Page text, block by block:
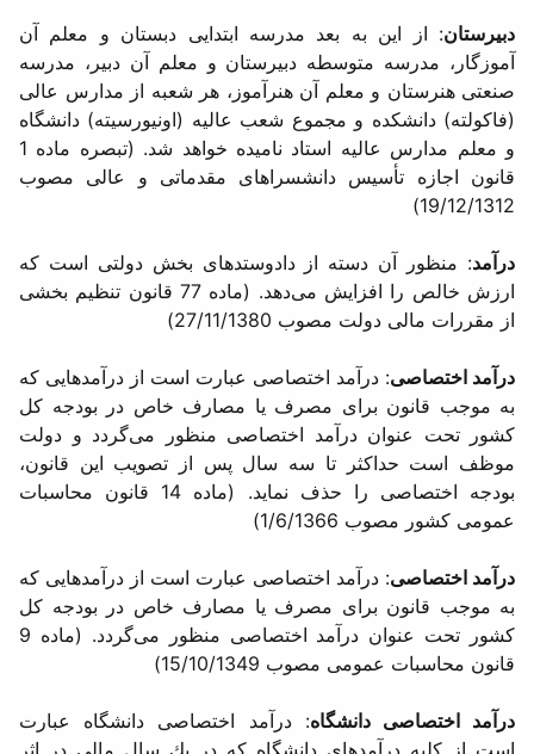
دبیرستان: از این به بعد مدرسه ابتدایی دبستان و معلم آن
آموزگار، مدرسه متوسطه دبیرستان و معلم آن دبیر، مدرسه
صنعتی هنرستان و معلم آن هنرآموز، هر شعبه از مدارس عالی
(فاكولته) دانشكده و مجموع شعب عالیه (اونیورسیته) دانشگاه
و معلم مدارس عالیه استاد نامیده خواهد شد. (تبصره ماده 1
قانون اجازه تأسیس دانشسراهای مقدماتی و عالی مصوب
19/12/1312)
درآمد: منظور آن دسته از دادوستدهای بخش دولتی است که
ارزش خالص را افزایش می‌دهد. (ماده 77 قانون تنظیم بخشی
از مقررات مالی دولت مصوب 27/11/1380)
درآمد اختصاصی: درآمد اختصاصی عبارت است از درآمدهایی كه
به موجب قانون برای مصرف یا مصارف خاص در بودجه كل
كشور تحت عنوان درآمد اختصاصی منظور می‌گردد و دولت
موظف است حداكثر تا سه سال پس از تصویب این قانون،
بودجه اختصاصی را حذف نماید. (ماده 14 قانون محاسبات
عمومی كشور مصوب 1/6/1366)
درآمد اختصاصی: درآمد اختصاصی عبارت است از درآمدهایی كه
به موجب قانون برای مصرف یا مصارف خاص در بودجه كل
كشور تحت عنوان درآمد اختصاصی منظور می‌گردد. (ماده 9
قانون محاسبات عمومی مصوب 15/10/1349)
درآمد اختصاصی دانشگاه: درآمد اختصاصی دانشگاه عبارت
است از كلیه درآمدهای دانشگاه كه در یك سال مالی در اثر